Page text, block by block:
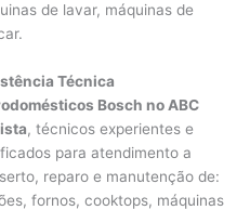
de lavar, máquinas de
Técnica
Bosch no ABC
, técnicos experientes e
para atendimento a
reparo e manutenção de:
fornos, cooktops, máquinas